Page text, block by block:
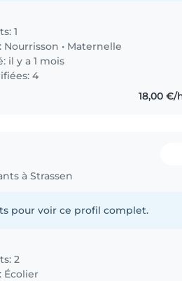
1
Nourrisson • Maternelle
il y a 1 mois
4
18,00 €/
à Strassen
pour voir ce profil complet.
2
Écolier